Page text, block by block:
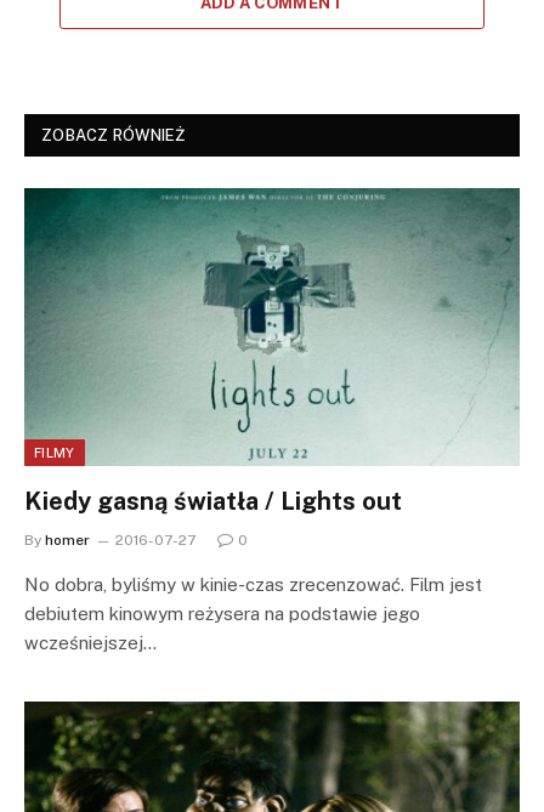
ZOBACZ RÓWNIEŻ
FILMY
Kiedy gasną światła / Lights out
By homer 2016-07-27 0
No dobra, byliśmy w kinie-czas zrecenzować. Film jest
debiutem kinowym reżysera na podstawie jego
wcześniejszej…